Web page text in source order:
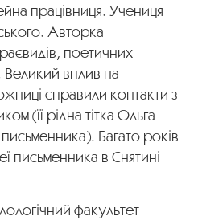
працівниця. Учениця
Авторка
поетичних
Великий вплив на
справили контакти з
(її рідна тітка Ольга
Багато років
письменника в Снятині
факультет